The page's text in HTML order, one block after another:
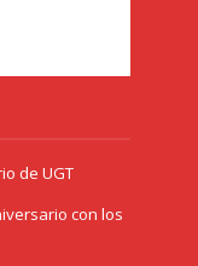
de UGT
con los